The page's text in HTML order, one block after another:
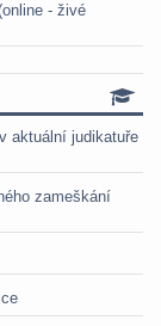
- živé
aktuální judikatuře
zameškání